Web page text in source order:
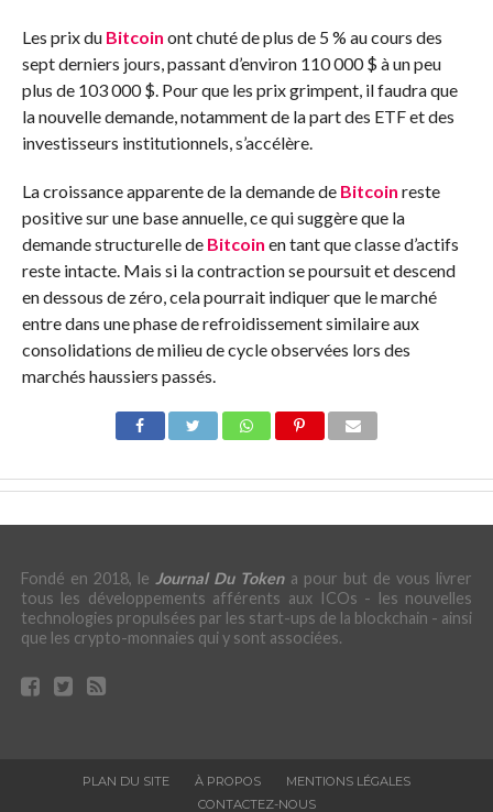
Les prix du Bitcoin ont chuté de plus de 5 % au cours des
sept derniers jours, passant d’environ 110 000 $ à un peu
plus de 103 000 $. Pour que les prix grimpent, il faudra que
la nouvelle demande, notamment de la part des ETF et des
investisseurs institutionnels, s’accélère.
La croissance apparente de la demande de Bitcoin reste
positive sur une base annuelle, ce qui suggère que la
demande structurelle de Bitcoin en tant que classe d’actifs
reste intacte. Mais si la contraction se poursuit et descend
en dessous de zéro, cela pourrait indiquer que le marché
entre dans une phase de refroidissement similaire aux
consolidations de milieu de cycle observées lors des
marchés haussiers passés.
Fondé en 2018, le Journal Du Tokena pour but de vous livrer
tous les développements afférents aux ICOs - les nouvelles
technologies propulsées par les start-ups de la blockchain - ainsi
que les crypto-monnaies qui y sont associées.
PLAN DU SITE À PROPOS
MENTIONS LÉGALES
CONTACTEZ-NOUS